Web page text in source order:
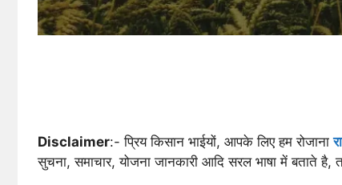
Disclaimer:- प्रिय किसान भाईयों, आपके लिए हम रोजाना
सुचना, समाचार, योजना जानकारी आदि सरल भाषा में बताते है,